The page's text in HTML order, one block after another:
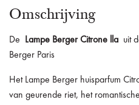
Omschrijving
De Lampe Berger Citrone lla uit
Berger Paris
Het Lampe Berger huisparfum
van geurende riet, het